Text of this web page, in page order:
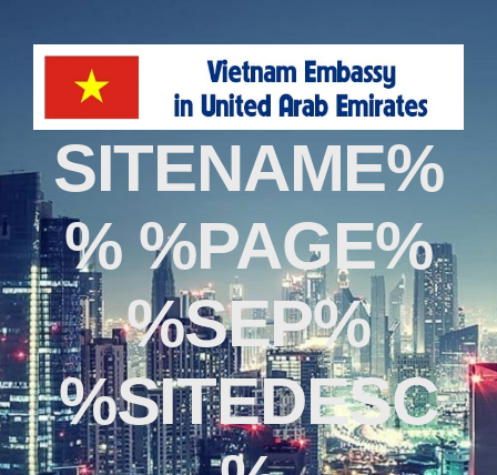
%SITENAME
% %PAGE%
%SEP%
%SITEDESC